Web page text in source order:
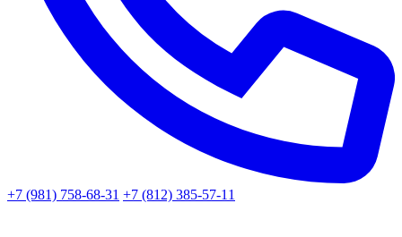
+7 (981) 758-68-31 +7 (812) 385-57-11